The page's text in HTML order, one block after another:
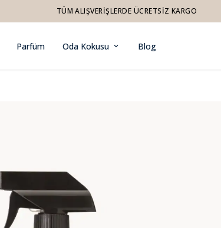
TÜM ALIŞVERIŞLERDE ÜCRETSIZ KARGO
Parfüm Oda Kokusu Blog